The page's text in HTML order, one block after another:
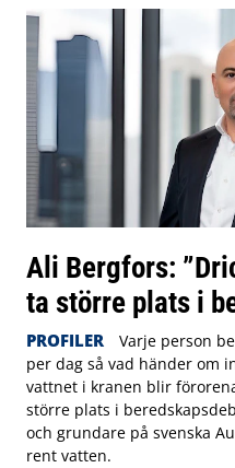
Ali Bergfors:
ta större plats i
PROFILER
Varje person
per dag så vad händer om
vattnet i kranen blir
större plats i
och grundare på svenska
rent vatten.